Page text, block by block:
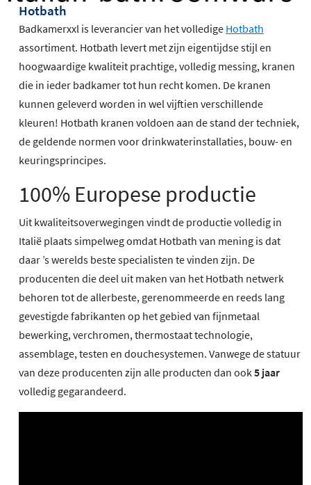
Hotbath
Badkamerxxl is leverancier van het volledige Hotbath
assortiment. Hotbath levert met zijn eigentijdse stijl en
hoogwaardige kwaliteit prachtige, volledig messing, kranen
die in ieder badkamer tot hun recht komen. De kranen
kunnen geleverd worden in wel vijftien verschillende
kleuren! Hotbath kranen voldoen aan de stand der techniek,
de geldende normen voor drinkwaterinstallaties, bouw- en
keuringsprincipes.
100% Europese productie
Uit kwaliteitsoverwegingen vindt de productie volledig in
Italië plaats simpelweg omdat Hotbath van mening is dat
daar ’s werelds beste specialisten te vinden zijn. De
producenten die deel uit maken van het Hotbath netwerk
behoren tot de allerbeste, gerenommeerde en reeds lang
gevestigde fabrikanten op het gebied van fijnmetaal
bewerking, verchromen, thermostaat technologie,
assemblage, testen en douchesystemen. Vanwege de statuur
van deze producenten zijn alle producten dan ook5 jaar
volledig gegarandeerd.